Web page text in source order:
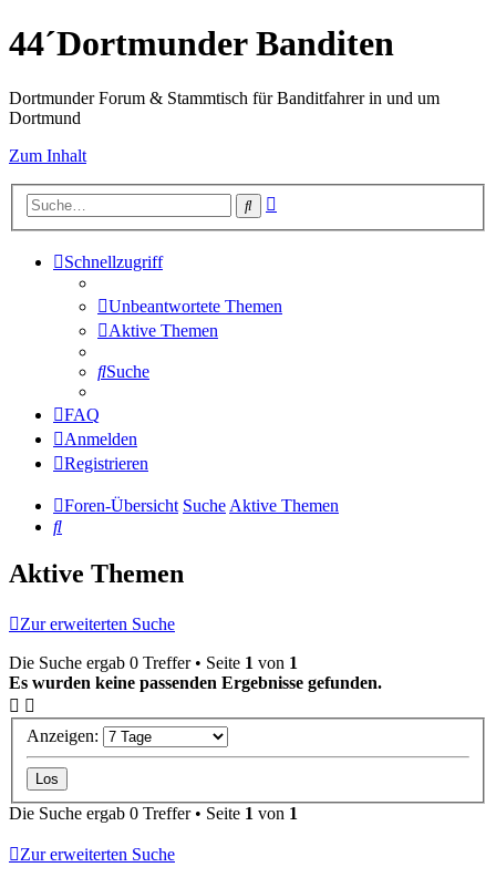
44´Dortmunder Banditen
Dortmunder Forum & Stammtisch für Banditfahrer in und um
Dortmund
Zum Inhalt
Suche
Schnellzugriff
Unbeantwortete Themen
Aktive Themen
Suche
FAQ
Anmelden
Registrieren
Foren-Übersicht SucheAktive Themen
Suche
Aktive Themen
Zur erweiterten Suche
Die Suche ergab 0 Treffer • Seite 1 von 1
Es wurden keine passenden Ergebnisse gefunden.
Anzeigen:
Die Suche ergab 0 Treffer • Seite 1 von 1
Zur erweiterten Suche